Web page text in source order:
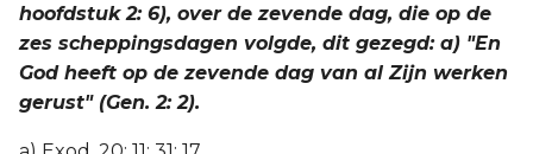
hoofdstuk 2: 6), over de zevende dag, die op de
zes scheppingsdagen volgde, dit gezegd: a) "En
God heeft op de zevende dag van al Zijn werken
gerust" (Gen. 2: 2).